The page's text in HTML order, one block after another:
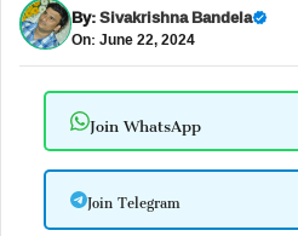
By:Sivakrishna Bandela
On: June 22, 2024
Join WhatsApp
Join Telegram